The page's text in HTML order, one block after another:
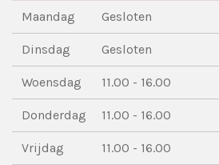
Maandag Gesloten
Dinsdag Gesloten
Woensdag 11.00 - 16.00
Donderdag 11.00 - 16.00
Vrijdag 11.00 - 16.00